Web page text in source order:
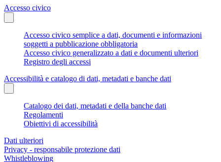
Accesso civico
Accesso civico semplice a dati, documenti e informazioni
soggetti a pubblicazione obbligatoria
Accesso civico generalizzato a dati e documenti ulteriori
Registro degli accessi
Accessibilità e catalogo di dati, metadati e banche dati
Catalogo dei dati, metadati e della banche dati
Regolamenti
Obiettivi di accessibilità
Dati ulteriori
Privacy - responsabile protezione dati
Whistleblowing